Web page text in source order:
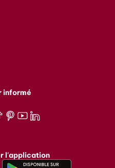
informé
l'application